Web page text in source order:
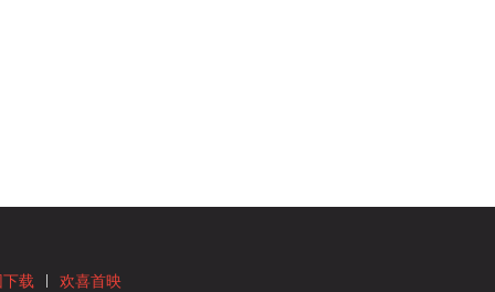
下载
欢喜首映